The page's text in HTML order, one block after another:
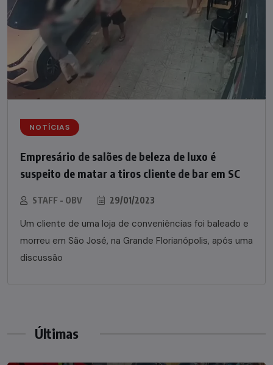
NOTÍCIAS
Empresário de salões de beleza de luxo é
suspeito de matar a tiros cliente de bar em SC
STAFF - OBV 29/01/2023
Um cliente de uma loja de conveniências foi baleado e
morreu em São José, na Grande Florianópolis, após uma
discussão
Últimas